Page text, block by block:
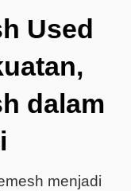
Used
dalam
menjadi